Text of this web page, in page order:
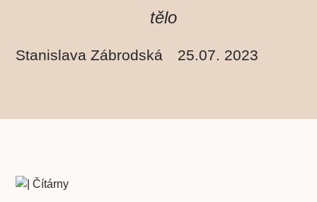
tělo
Stanislava Zábrodská 25.07. 2023